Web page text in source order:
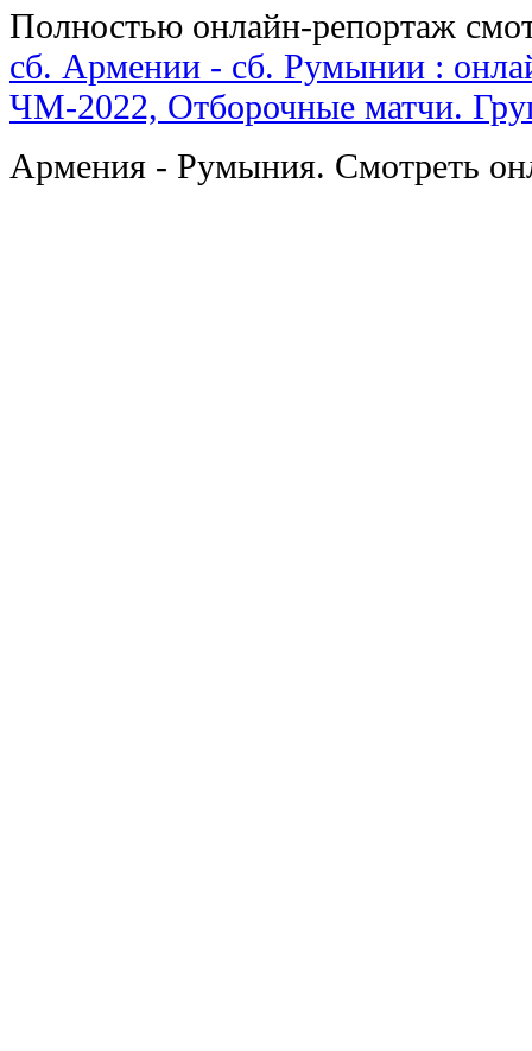
Полностью онлайн-репортаж
сб. Армении - сб. Румынии :
ЧМ-2022, Отборочные матчи.
Армения - Румыния. Смотреть